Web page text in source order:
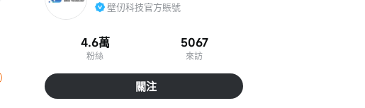
壁仞科技官方賬號
4.6萬
粉絲
5067
來訪
關注